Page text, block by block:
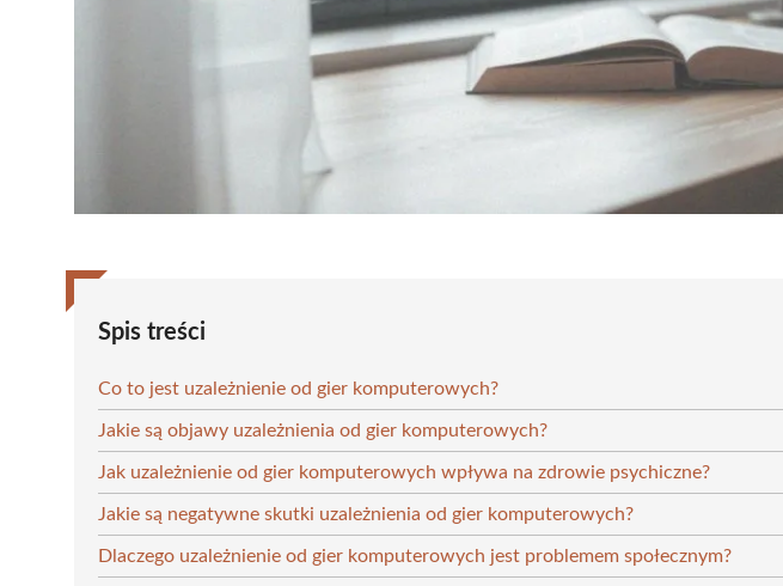
Spis treści
Co to jest uzależnienie od gier komputerowych?
Jakie są objawy uzależnienia od gier komputerowych?
Jak uzależnienie od gier komputerowych wpływa na zdrowie psychiczne?
Jakie są negatywne skutki uzależnienia od gier komputerowych?
Dlaczego uzależnienie od gier komputerowych jest problemem społecznym?